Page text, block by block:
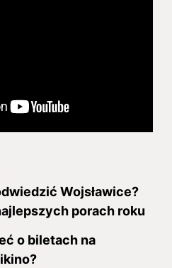
Wojsławice?
porach roku
o biletach na